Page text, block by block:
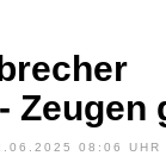
Zeugen
08:06 UHR